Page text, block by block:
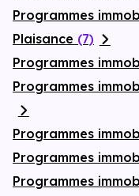
Programmes
Plaisance (7)
Programmes
Programmes
Programmes
Programmes
Programmes